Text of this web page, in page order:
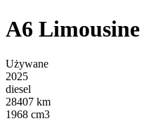
A6 Limousine
Używane
2025
diesel
28407 km
1968 cm3